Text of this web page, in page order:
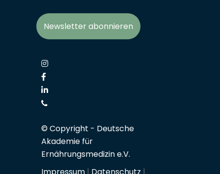
Newsletter abonnieren
© Copyright - Deutsche
Akademie für
Ernährungsmedizin e.V.
Impressum | Datenschutz |